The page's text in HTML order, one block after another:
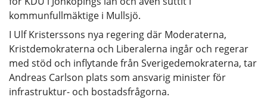
kommunfullmäktige i Mullsjö.
I Ulf Kristerssons nya regering där Moderaterna,
Kristdemokraterna och Liberalerna ingår och regerar
med stöd och inflytande från Sverigedemokraterna, tar
Andreas Carlson plats som ansvarig minister för
infrastruktur- och bostadsfrågorna.